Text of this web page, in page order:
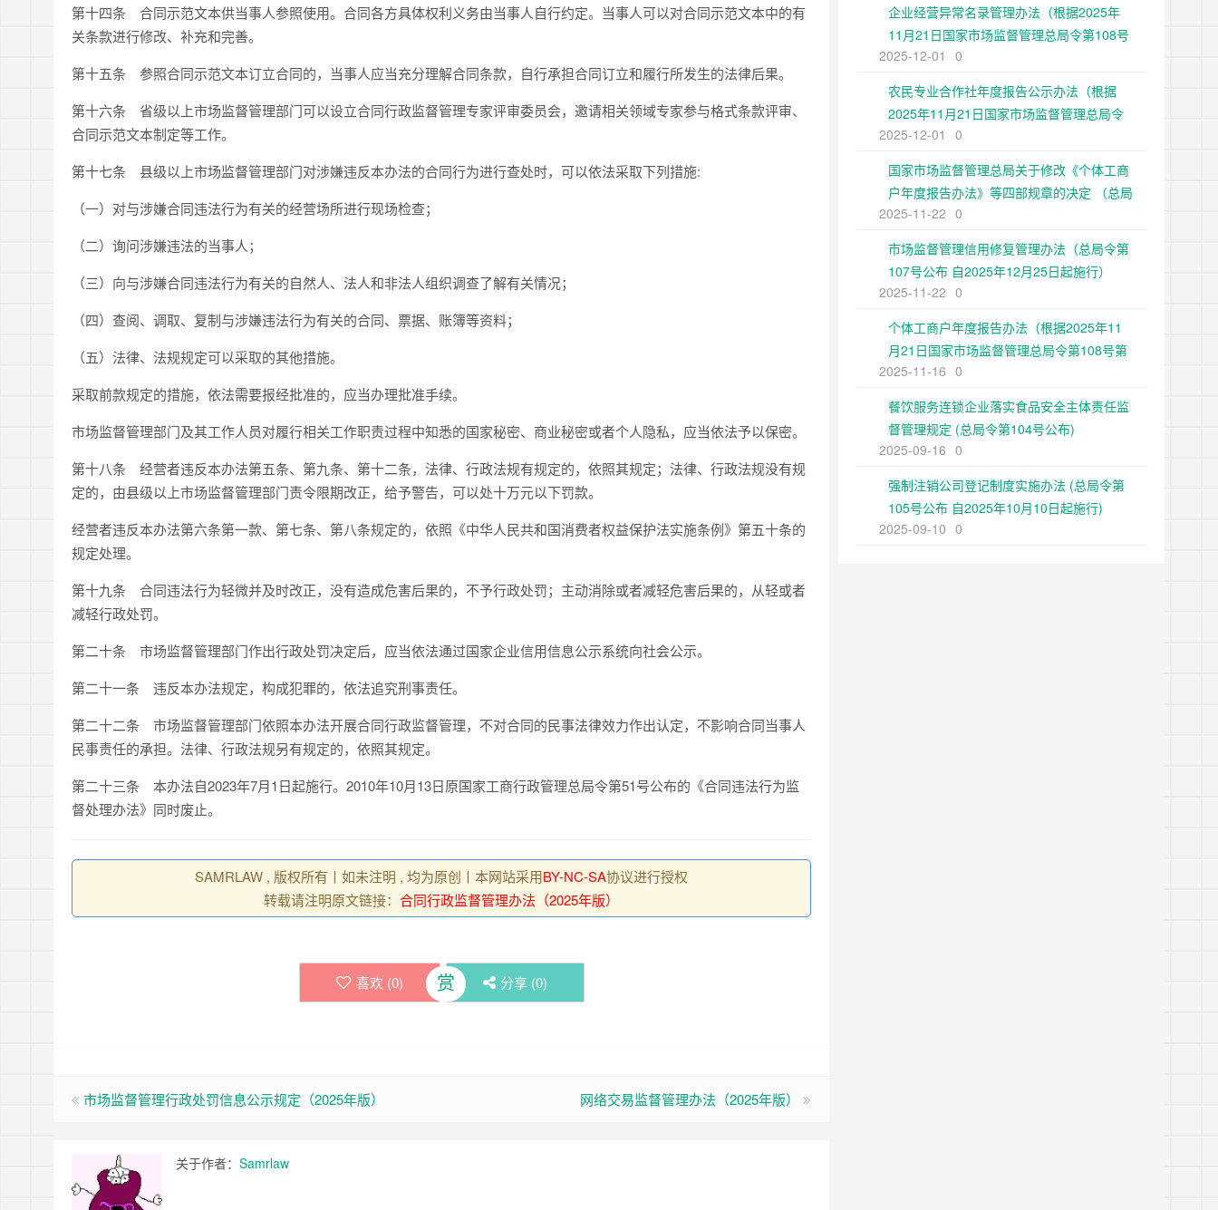
第十四条 合同示范文本供当事人参照使用。合同各方具体权利义务由当事人自行约定。当事人可以对合同示范文本中的有
关条款进行修改、补充和完善。
第十五条 参照合同示范文本订立合同的，当事人应当充分理解合同条款，自行承担合同订立和履行所发生的法律后果。
第十六条 省级以上市场监督管理部门可以设立合同行政监督管理专家评审委员会，邀请相关领域专家参与格式条款评审、
合同示范文本制定等工作。
第十七条 县级以上市场监督管理部门对涉嫌违反本办法的合同行为进行查处时，可以依法采取下列措施:
（一）对与涉嫌合同违法行为有关的经营场所进行现场检查；
（二）询问涉嫌违法的当事人；
（三）向与涉嫌合同违法行为有关的自然人、法人和非法人组织调查了解有关情况；
（四）查阅、调取、复制与涉嫌违法行为有关的合同、票据、账簿等资料；
（五）法律、法规规定可以采取的其他措施。
采取前款规定的措施，依法需要报经批准的，应当办理批准手续。
市场监督管理部门及其工作人员对履行相关工作职责过程中知悉的国家秘密、商业秘密或者个人隐私，应当依法予以保密。
第十八条 经营者违反本办法第五条、第九条、第十二条，法律、行政法规有规定的，依照其规定；法律、行政法规没有规
定的，由县级以上市场监督管理部门责令限期改正，给予警告，可以处十万元以下罚款。
经营者违反本办法第六条第一款、第七条、第八条规定的，依照《中华人民共和国消费者权益保护法实施条例》第五十条的
规定处理。
第十九条 合同违法行为轻微并及时改正，没有造成危害后果的，不予行政处罚；主动消除或者减轻危害后果的，从轻或者
减轻行政处罚。
第二十条 市场监督管理部门作出行政处罚决定后，应当依法通过国家企业信用信息公示系统向社会公示。
第二十一条 违反本办法规定，构成犯罪的，依法追究刑事责任。
第二十二条 市场监督管理部门依照本办法开展合同行政监督管理，不对合同的民事法律效力作出认定，不影响合同当事人
民事责任的承担。法律、行政法规另有规定的，依照其规定。
第二十三条 本办法自2023年7月1日起施行。 2010年10月13日原国家工商行政管理总局令第51号公布的《合同违法行为监
督处理办法》同时废止。
SAMRLAW , 版权所有丨如未注明 , 均为原创丨本网站采用BY-NC-SA协议进行授权
转载请注明原文链接： 合同行政监督管理办法（2025年版）
喜欢 (0) 赏 分享 (0)
市场监督管理行政处罚信息公示规定（2025年版） 网络交易监督管理办法（2025年版）
关于作者： Samrlaw
企业经营异常名录管理办法（根据2025年
11月21日国家市场监督管理总局令第108号
第二次修正）
2025-12-01
0
农民专业合作社年度报告公示办法（根据
2025年11月21日国家市场监督管理总局令
第108号第二次修正）
2025-12-01
0
国家市场监督管理总局关于修改《个体工商
户年度报告办法》等四部规章的决定 （总局
令第108号公布 自2025年12月25日起施
2025-11-22 0
市场监督管理信用修复管理办法（总局令第
107号公布 自2025年12月25日起施行）
2025-11-22 0
个体工商户年度报告办法（根据2025年11
月21日国家市场监督管理总局令第108号第
二次修正）
2025-11-16 0
餐饮服务连锁企业落实食品安全主体责任监
督管理规定 (总局令第104号公布)
2025-09-16 0
强制注销公司登记制度实施办法 (总局令第
105号公布 自2025年10月10日起施行)
2025-09-10 0